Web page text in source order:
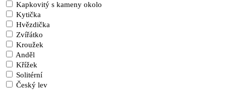
Kapkovitý s kameny okolo
Kytička
Hvězdička
Zvířátko
Kroužek
Anděl
Křížek
Solitérní
Český lev